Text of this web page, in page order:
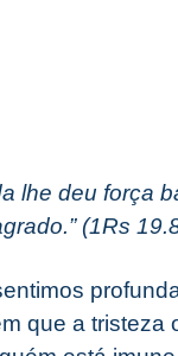
lhe deu força
(1Rs
que a tristeza